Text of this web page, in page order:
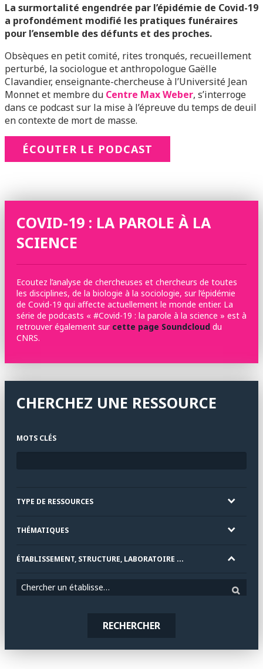
La surmortalité engendrée par l’épidémie de Covid-19
a profondément modifié les pratiques funéraires
pour l’ensemble des défunts et des proches.
Obsèques en petit comité, rites tronqués, recueillement
perturbé, la sociologue et anthropologue Gaëlle
Clavandier, enseignante-chercheuse à l’Université Jean
Monnet et membre du Centre Max Weber, s’interroge
dans ce podcast sur la mise à l’épreuve du temps de deuil
en contexte de mort de masse.
ÉCOUTER LE PODCAST
COVID-19 : LA PAROLE À LA
SCIENCE
Ecoutez l’analyse de chercheuses et chercheurs de toutes
les disciplines, de la biologie à la sociologie, sur l’épidémie
de Covid-19 qui affecte actuellement le monde entier. La
série de podcasts « #Covid-19 : la parole à la science » est à
retrouver également sur cette page Soundcloud du
CNRS.
CHERCHEZ UNE RESSOURCE
MOTS CLÉS
TYPE DE RESSOURCES
THÉMATIQUES
ÉTABLISSEMENT, STRUCTURE, LABORATOIRE ...
Chercher un établissement
RECHERCHER